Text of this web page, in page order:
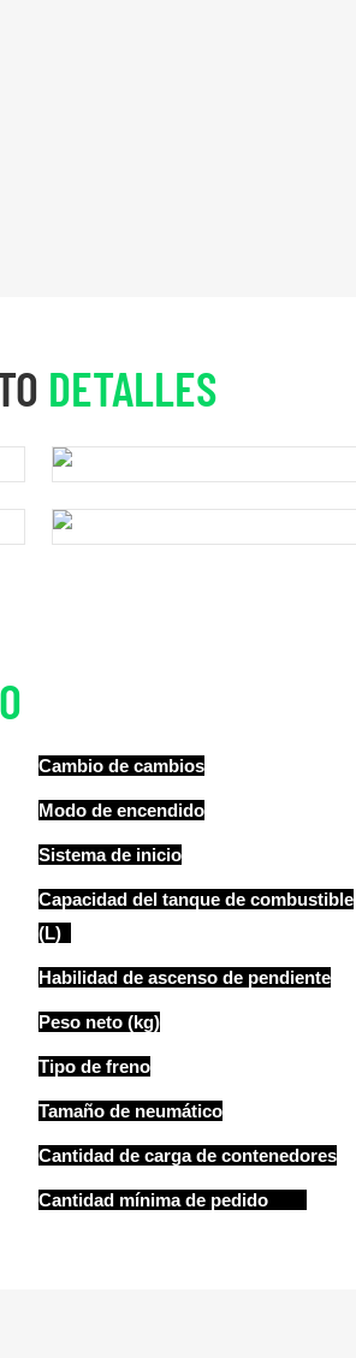
DETALLES
Cambio de cambios
Modo de encendido
Sistema de inicio
Capacidad del tanque de combustible
(L)
Habilidad de ascenso de pendiente
Peso neto (kg)
Tipo de freno
Tamaño de neumático
Cantidad de carga de contenedores
Cantidad mínima de pedido